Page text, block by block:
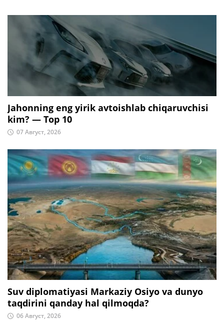
Jahonning eng yirik avtoishlab chiqaruvchisi
kim? — Top 10
07 Август, 2026
Suv diplomatiyasi Markaziy Osiyo va dunyo
taqdirini qanday hal qilmoqda?
06 Август, 2026